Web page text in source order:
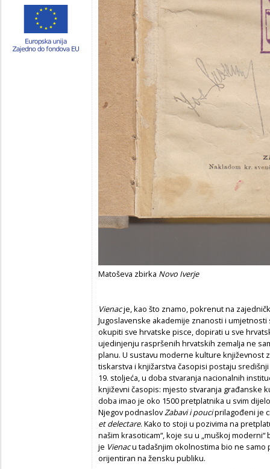
Matoševa zbirka Novo Iverje
Vienacje, kao što znamo, pokrenut na
Jugoslavenske akademije znanosti i
okupiti sve hrvatske pisce, dopirati u sve
ujedinjenju raspršenih hrvatskih zemalja ne
planu. U sustavu moderne kulture književnost
tiskarstva i knjižarstva časopisi postaju
19. stoljeća, u doba stvaranja nacionalnih
književni časopis: mjesto stvaranja građanske
doba imao je oko 1500 pretplatnika u svim
Njegov podnaslovZabavi i pouciprilagođeni je
et delectare. Kako to stoji u pozivima na
našim krasoticam“, koje su u „muškoj
je Vienacu tadašnjim okolnostima bio ne samo
orijentiran na žensku publiku.